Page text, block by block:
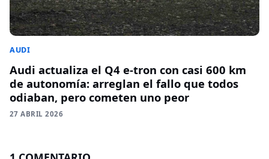
AUDI
Audi actualiza el Q4 e-tron con casi 600 km
de autonomía: arreglan el fallo que todos
odiaban, pero cometen uno peor
27 ABRIL 2026